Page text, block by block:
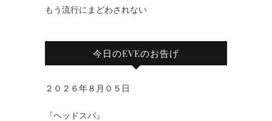
もう流行にまどわされない
今日のEVEのお告げ
２０２６年８月０５日
『ヘッドスパ』